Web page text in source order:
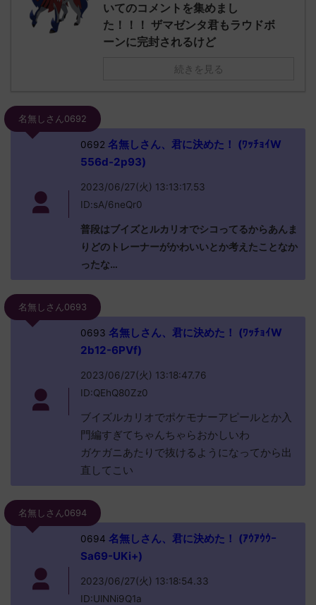
いてのコメントを集めまし
た！！！ ザマゼンタ君もラウドボ
ーンに完封されるけど
続きを見る
名無しさん0692
0692 名無しさん、君に決めた！ (ﾜｯﾁｮｲW
556d-2p93)
2023/06/27(火) 13:13:17.53
ID:sA/6neQr0
普段はブイズとルカリオでシコってるからあんま
りどのトレーナーがかわいいとか考えたことなか
ったな…
名無しさん0693
0693 名無しさん、君に決めた！ (ﾜｯﾁｮｲW
2b12-6PVf)
2023/06/27(火) 13:18:47.76
ID:QEhQ80Zz0
ブイズルカリオでポケモナーアピールとか入
門編すぎてちゃんちゃらおかしいわ
ガケガニあたりで抜けるようになってから出
直してこい
名無しさん0694
0694 名無しさん、君に決めた！ (ｱｳｱｳｳｰ
Sa69-UKi+)
2023/06/27(火) 13:18:54.33
ID:UlNNi9Q1a